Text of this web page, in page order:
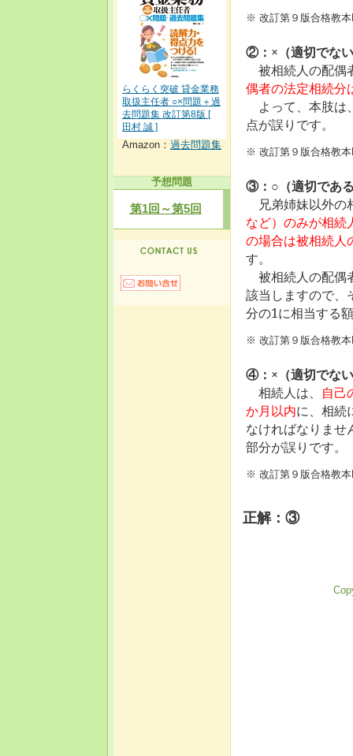
らくらく突破 貸金業務
取扱主任者 ○×問題＋過
去問題集 改訂第8版 [
田村 誠 ]
Amazon： 過去問題集
予想問題
第1回～第5回
※ 改訂第９版合格教
②：×（適切でな
被相続人の配偶
偶者の法定相続分
よって、本肢は
点が誤りです。
※ 改訂第９版合格教
③：○（適切であ
兄弟姉妹以外の
など）のみが相続
の場合は被相続人
す。
被相続人の配偶
該当しますので、
分の1に相当する
※ 改訂第９版合格教
④：×（適切でな
相続人は、 自己
か月以内に、相続
なければなりませ
部分が誤りです。
※ 改訂第９版合格教本
正解：③